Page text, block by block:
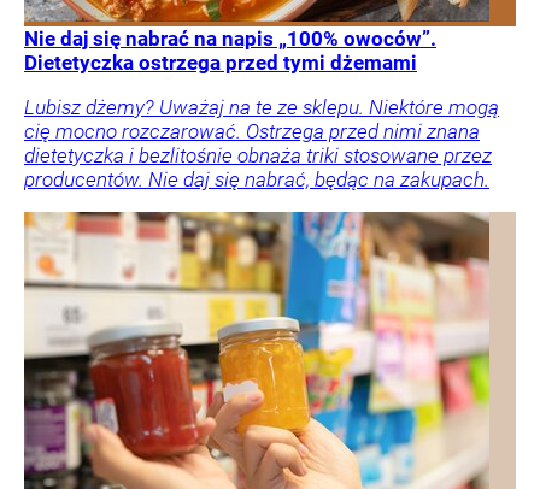
Nie daj się nabrać na napis „100% owoców”.
Dietetyczka ostrzega przed tymi dżemami
Lubisz dżemy? Uważaj na te ze sklepu. Niektóre mogą
cię mocno rozczarować. Ostrzega przed nimi znana
dietetyczka i bezlitośnie obnaża triki stosowane przez
producentów. Nie daj się nabrać, będąc na zakupach.